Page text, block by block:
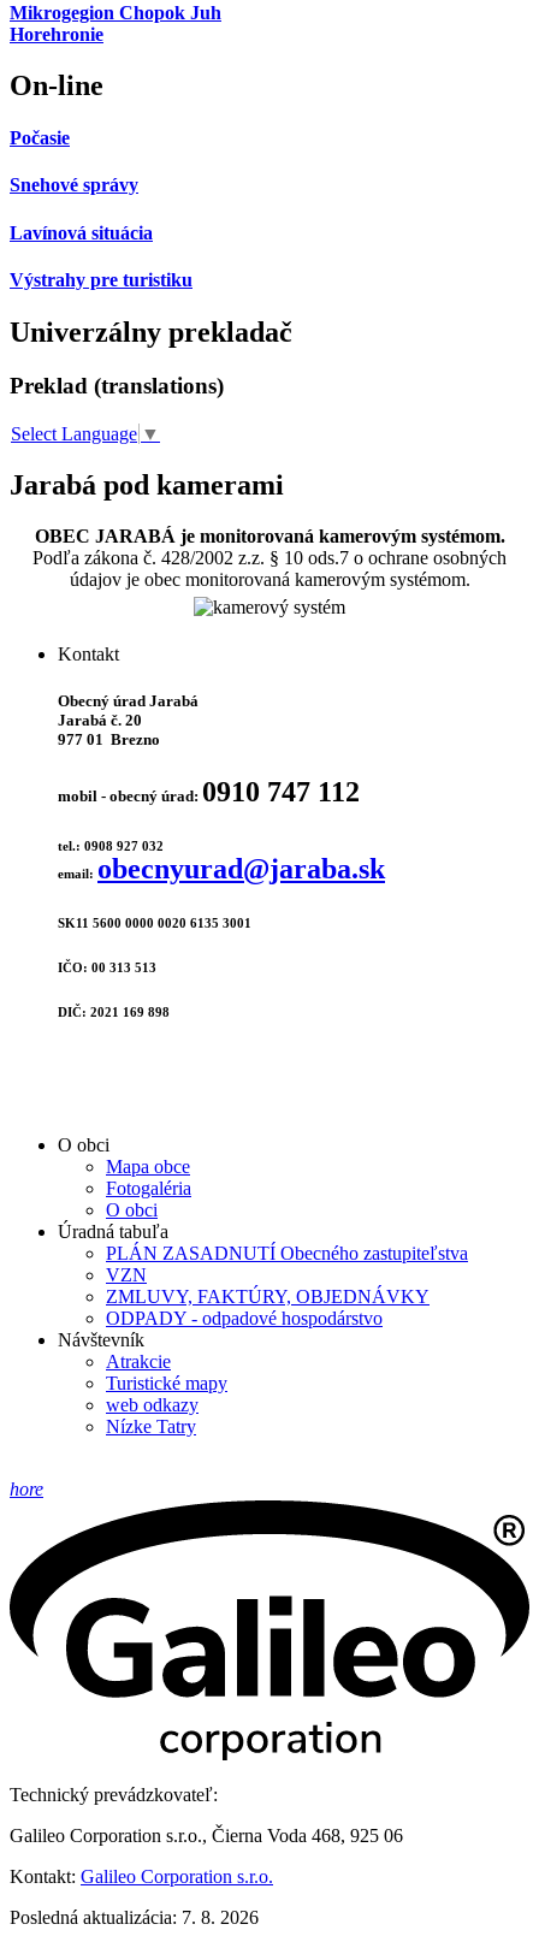
Mikrogegion Chopok Juh
Horehronie
On-line
Počasie
Snehové správy
Lavínová situácia
Výstrahy pre turistiku
Univerzálny prekladač
Preklad (translations)
Select Language ▼
Jarabá pod kamerami
OBEC JARABÁ je monitorovaná kamerovým systémom.
Podľa zákona č. 428/2002 z.z. § 10 ods.7 o ochrane osobných
údajov je obec monitorovaná kamerovým systémom.
Kontakt
Obecný úrad Jarabá
Jarabá č. 20
977 01 Brezno
mobil - obecný úrad: 0910 747 112
tel.: 0908 927 032
email: obecnyurad@jaraba.sk
SK11 5600 0000 0020 6135 3001
IČO: 00 313 513
DIČ: 2021 169 898
O obci
Mapa obce
Fotogaléria
O obci
Úradná tabuľa
PLÁN ZASADNUTÍ Obecného zastupiteľstva
VZN
ZMLUVY, FAKTÚRY, OBJEDNÁVKY
ODPADY - odpadové hospodárstvo
Návštevník
Atrakcie
Turistické mapy
web odkazy
Nízke Tatry
hore
Technický prevádzkovateľ:
Galileo Corporation s.r.o., Čierna Voda 468, 925 06
Kontakt: Galileo Corporation s.r.o.
Posledná aktualizácia: 7. 8. 2026